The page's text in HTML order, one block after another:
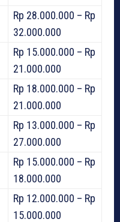
Rp 28.000.000 – Rp
32.000.000
Rp 15.000.000 – Rp
21.000.000
Rp 18.000.000 – Rp
21.000.000
Rp 13.000.000 – Rp
27.000.000
Rp 15.000.000 – Rp
18.000.000
Rp 12.000.000 – Rp
15.000.000